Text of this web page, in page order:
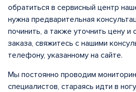
обратиться в сервисный центр
нужна предварительная
починить, а также уточнить цену и
заказа, свяжитесь с нашими
телефону, указанному на сайте.
Мы постоянно проводим
специалистов, стараясь идти в